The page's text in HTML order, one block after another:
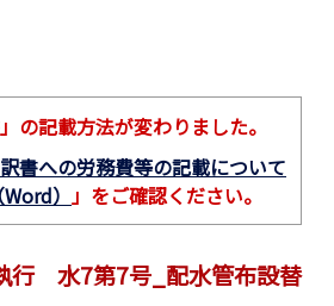
の記載方法が変わりました。
書への労務費等の記載について
） 」をご確認ください。
行 水7第7号_配水管布設替